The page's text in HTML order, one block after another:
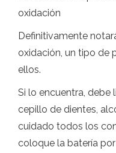
oxidación
Definitivamente
oxidación, un tipo de
ellos.
Si lo encuentra, debe
cepillo de dientes,
cuidado todos los
coloque la batería